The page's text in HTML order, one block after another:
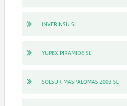
INVERINSU SL
YUPEX PIRAMIDE SL
SOLSUR MASPALOMAS 2003 SL